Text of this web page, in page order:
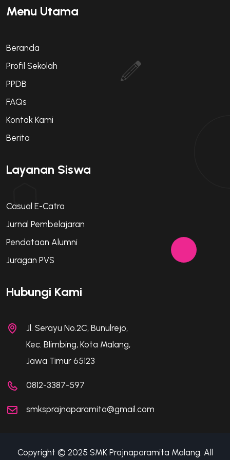
Menu Utama
Beranda
Profil Sekolah
PPDB
FAQs
Kontak Kami
Berita
Layanan Siswa
Casual E-Catra
Jurnal Pembelajaran
Pendataan Alumni
Juragan PVS
Hubungi Kami
Jl. Serayu No.2C, Bunulrejo,
Kec. Blimbing, Kota Malang,
Jawa Timur 65123
0812-3387-597
smksprajnaparamita@gmail.com
Copyright © 2025 SMK Prajnaparamita Malang. All